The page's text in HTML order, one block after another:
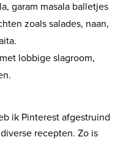
garam masala balletjes
zoals salades, naan,
lobbige slagroom,
ik Pinterest afgestruind
recepten. Zo is